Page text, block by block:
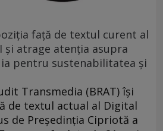
față de textul curent al
și atrage atenția asupra
pentru sustenabilitatea și
Transmedia (BRAT) își
de textul actual al Digital
de Președinția Cipriotă a